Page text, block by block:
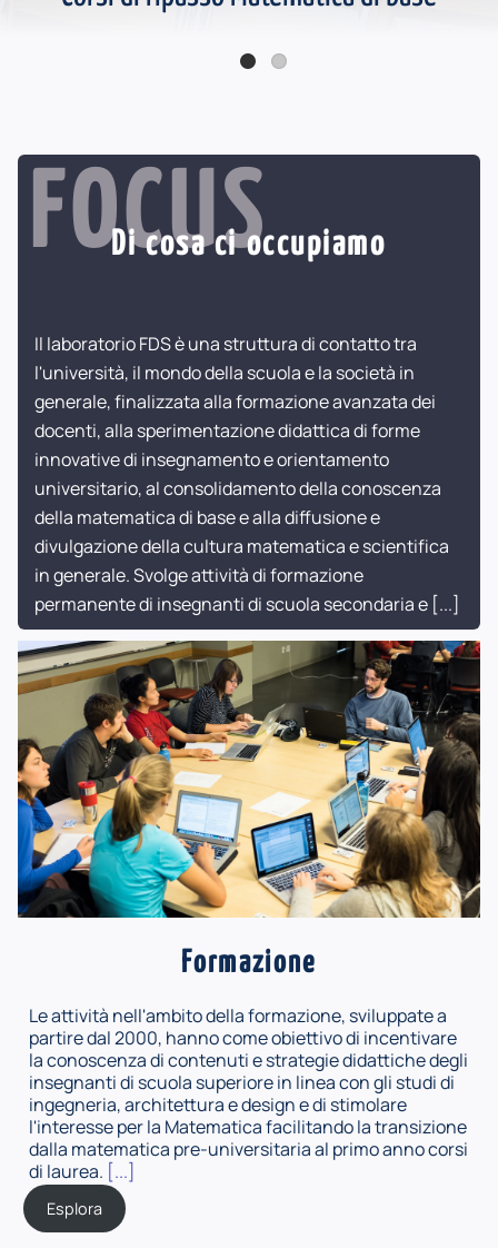
Online la seconda serie Podcast FDS - Katherine Johnson
FOCUS
Di cosa ci occupiamo
Il laboratorio FDS è una struttura di contatto tra
l'università, il mondo della scuola e la società in
generale, finalizzata alla formazione avanzata dei
docenti, alla sperimentazione didattica di forme
innovative di insegnamento e orientamento
universitario, al consolidamento della conoscenza
della matematica di base e alla diffusione e
divulgazione della cultura matematica e scientifica
in generale. Svolge attività di formazione
permanente di insegnanti di scuola secondaria e [...]
Formazione
Le attività nell'ambito della formazione, sviluppate a
partire dal 2000, hanno come obiettivo di incentivare
la conoscenza di contenuti e strategie didattiche degli
insegnanti di scuola superiore in linea con gli studi di
ingegneria, architettura e design e di stimolare
l'interesse per la Matematica facilitando la transizione
dalla matematica pre-universitaria al primo anno corsi
di laurea. [...]
Esplora